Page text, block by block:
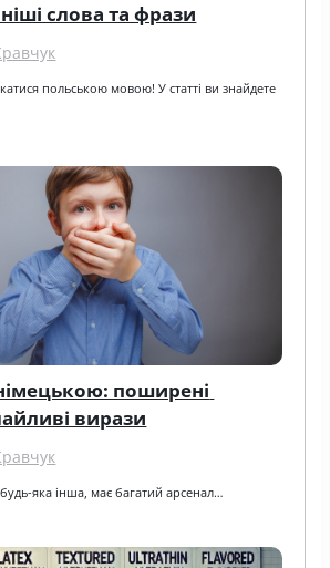
слова та фрази
польською мовою! У статті ви знайдете
поширені
вирази
яка інша, має багатий арсенал…